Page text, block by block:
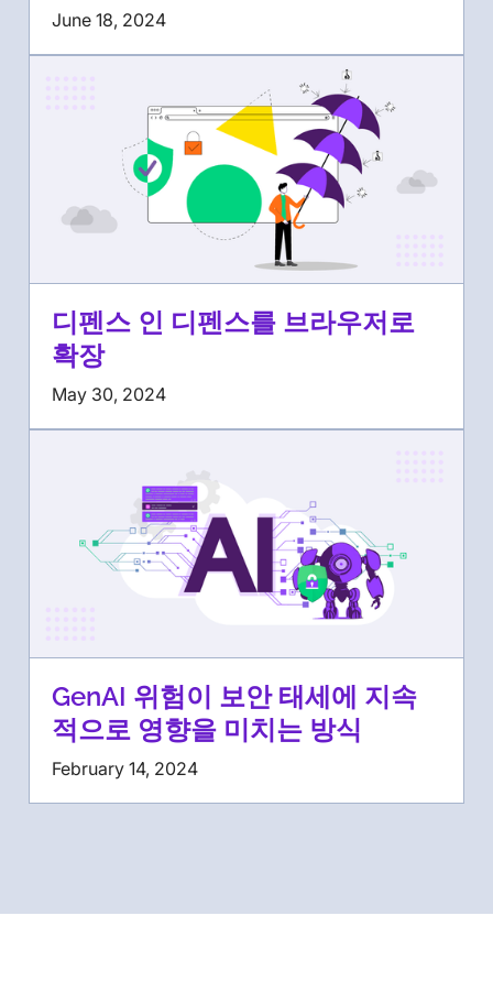
June 18, 2024
디펜스 인 디펜스를 브라우저로
확장
May 30, 2024
GenAI 위험이 보안 태세에 지속
적으로 영향을 미치는 방식
February 14, 2024